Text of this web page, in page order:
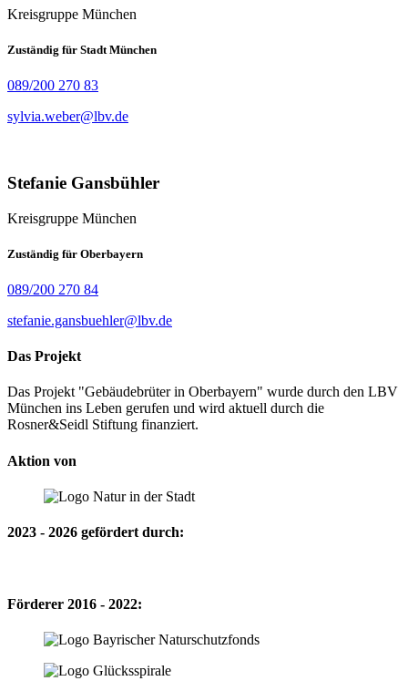
Kreisgruppe München
Zuständig für Stadt München
089/200 270 83
sylvia.weber@lbv.de
Stefanie Gansbühler
Kreisgruppe München
Zuständig für Oberbayern
089/200 270 84
stefanie.gansbuehler@lbv.de
Das Projekt
Das Projekt "Gebäudebrüter in Oberbayern" wurde durch den LBV
München ins Leben gerufen und wird aktuell durch die
Rosner&Seidl Stiftung finanziert.
Aktion von
2023 - 2026 gefördert durch:
Förderer 2016 - 2022: